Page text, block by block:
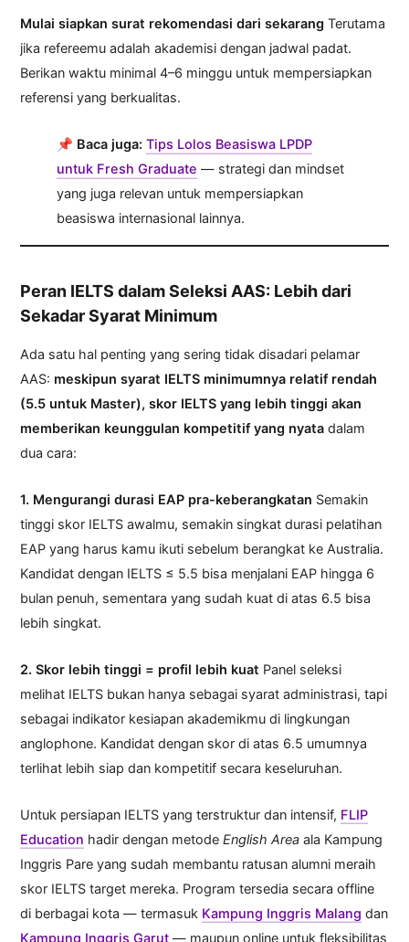
Mulai siapkan surat rekomendasi dari sekarang Terutama
jika refereemu adalah akademisi dengan jadwal padat.
Berikan waktu minimal 4–6 minggu untuk mempersiapkan
referensi yang berkualitas.
📌 Baca juga: Tips Lolos Beasiswa LPDP
untuk Fresh Graduate — strategi dan mindset
yang juga relevan untuk mempersiapkan
beasiswa internasional lainnya.
Peran IELTS dalam Seleksi AAS: Lebih dari
Sekadar Syarat Minimum
Ada satu hal penting yang sering tidak disadari pelamar
AAS: meskipun syarat IELTS minimumnya relatif rendah
(5.5 untuk Master), skor IELTS yang lebih tinggi akan
memberikan keunggulan kompetitif yang nyata dalam
dua cara:
1. Mengurangi durasi EAP pra-keberangkatan Semakin
tinggi skor IELTS awalmu, semakin singkat durasi pelatihan
EAP yang harus kamu ikuti sebelum berangkat ke Australia.
Kandidat dengan IELTS ≤ 5.5 bisa menjalani EAP hingga 6
bulan penuh, sementara yang sudah kuat di atas 6.5 bisa
lebih singkat.
2. Skor lebih tinggi = profil lebih kuat Panel seleksi
melihat IELTS bukan hanya sebagai syarat administrasi, tapi
sebagai indikator kesiapan akademikmu di lingkungan
anglophone. Kandidat dengan skor di atas 6.5 umumnya
terlihat lebih siap dan kompetitif secara keseluruhan.
Untuk persiapan IELTS yang terstruktur dan intensif, FLIP
Education hadir dengan metodeEnglish Area ala Kampung
Inggris Pare yang sudah membantu ratusan alumni meraih
skor IELTS target mereka. Program tersedia secara offline
di berbagai kota — termasuk Kampung Inggris Malang dan
Kampung Inggris Garut — maupun online untuk fleksibilitas